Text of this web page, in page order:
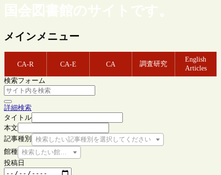
国会図書館のサイトです。
メインメニュー
CA-R CA-E CA 調査研究
English
Articles
検索フォーム
詳細検索
タイトル
本文
記事種別
検索したい記事種別を選択してください
館種 検索したい館種を選択してください
投稿日